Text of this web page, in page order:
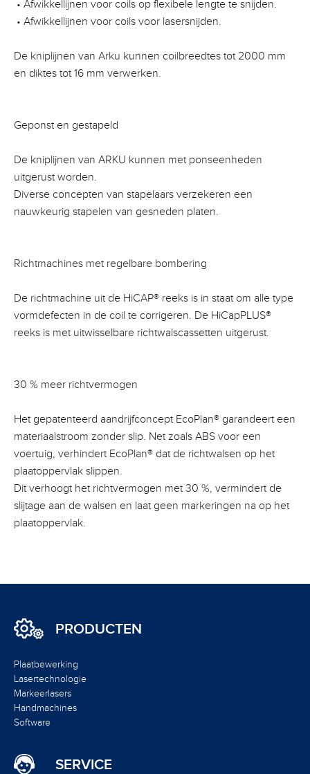
• Afwikkellijnen voor coils op flexibele lengte te snijden.
• Afwikkellijnen voor coils voor lasersnijden.
De kniplijnen van Arku kunnen coilbreedtes tot 2000 mm
en diktes tot 16 mm verwerken.
Geponst en gestapeld
De kniplijnen van ARKU kunnen met ponseenheden
uitgerust worden.
Diverse concepten van stapelaars verzekeren een
nauwkeurig stapelen van gesneden platen.
Richtmachines met regelbare bombering
De richtmachine uit de HiCAP® reeks is in staat om alle type
vormdefecten in de coil te corrigeren. De HiCapPLUS®
reeks is met uitwisselbare richtwalscassetten uitgerust.
30 % meer richtvermogen
Het gepatenteerd aandrijfconcept EcoPlan® garandeert een
materiaalstroom zonder slip. Net zoals ABS voor een
voertuig, verhindert EcoPlan® dat de richtwalsen op het
plaatoppervlak slippen.
Dit verhoogt het richtvermogen met 30 %, vermindert de
slijtage aan de walsen en laat geen markeringen na op het
plaatoppervlak.
PRODUCTEN
Plaatbewerking
Lasertechnologie
Markeerlasers
Handmachines
Software
SERVICE